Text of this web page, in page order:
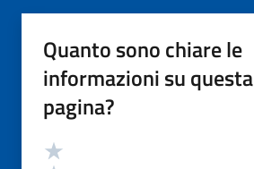
Quanto sono chiare le
informazioni su questa
pagina?
Valutazione